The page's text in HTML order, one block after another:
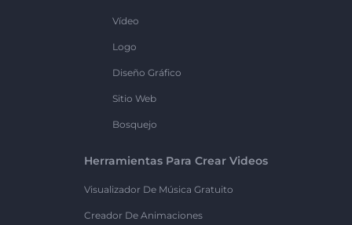
Vídeo
Logo
Diseño Gráfico
Sitio Web
Bosquejo
Herramientas Para Crear Videos
Visualizador De Música Gratuito
Creador De Animaciones